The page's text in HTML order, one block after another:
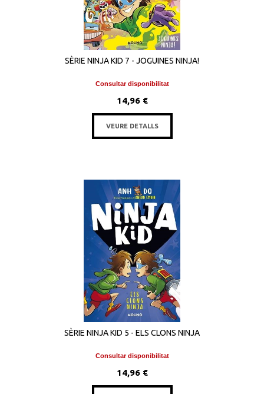
SÈRIE NINJA KID 7 - JOGUINES NINJA!
Consultar disponibilitat
14,96 €
VEURE DETALLS
SÈRIE NINJA KID 5 - ELS CLONS NINJA
Consultar disponibilitat
14,96 €